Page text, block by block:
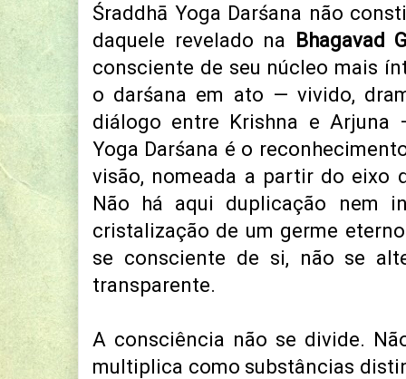
Śraddhā Yoga Darśana não
daquele revelado na
Bhagavad
consciente de seu núcleo mais
o darśana em ato — vivido,
diálogo entre Krishna e Arjuna
Yoga Darśana é o
visão, nomeada a partir do eixo
Não há aqui duplicação nem
cristalização de um germe
se consciente de si, não se
transparente.
A consciência não se divide.
multiplica como substâncias